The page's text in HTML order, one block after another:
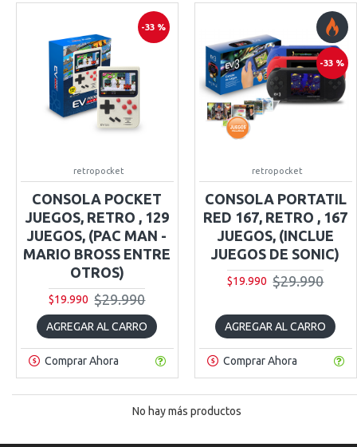
-33 %
retropocket
CONSOLA POCKET
JUEGOS, RETRO , 129
JUEGOS, (PAC MAN -
MARIO BROSS ENTRE
OTROS)
$19.990 $29.990
AGREGAR AL CARRO
Comprar Ahora
-33 %
retropocket
CONSOLA PORTATIL
RED 167, RETRO , 167
JUEGOS, (INCLUE
JUEGOS DE SONIC)
$19.990 $29.990
AGREGAR AL CARRO
Comprar Ahora
No hay más productos